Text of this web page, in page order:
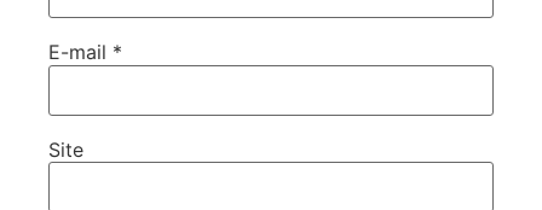
E-mail *
Site